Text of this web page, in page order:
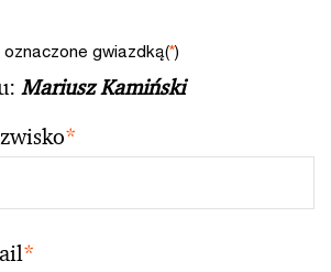
gwiazdką(*)
Mariusz Kamiński
*
*